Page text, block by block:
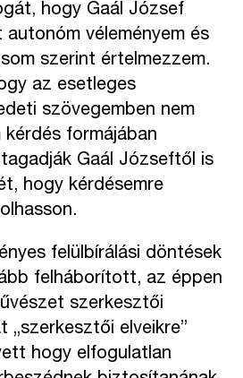
hogy Gaál József
véleményem és
szerint értelmezzem.
az esetleges
szövegemben nem
kérdés formájában
Gaál Józseftől is
hogy kérdésemre
felülbírálási döntések
felháborított, az éppen
szerkesztői
„szerkesztői elveikre”
hogy elfogulatlan